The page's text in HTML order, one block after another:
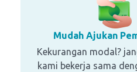
Mudah Ajukan
Kekurangan modal?
kami bekerja sama